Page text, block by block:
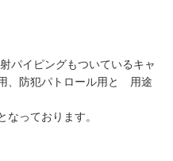
パイピングもついているキャ
、防犯パトロール用と 用途
っております。